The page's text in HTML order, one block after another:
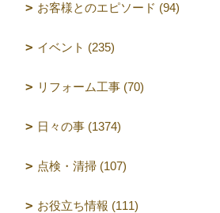
お客様とのエピソード (94)
イベント (235)
リフォーム工事 (70)
日々の事 (1374)
点検・清掃 (107)
お役立ち情報 (111)